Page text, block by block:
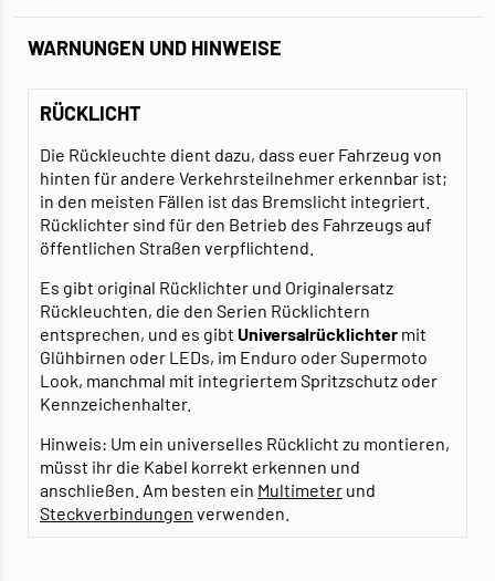
WARNUNGEN UND HINWEISE
RÜCKLICHT
Die Rückleuchte dient dazu, dass euer Fahrzeug von
hinten für andere Verkehrsteilnehmer erkennbar ist;
in den meisten Fällen ist das Bremslicht integriert.
Rücklichter sind für den Betrieb des Fahrzeugs auf
öffentlichen Straßen verpflichtend.
Es gibt original Rücklichter und Originalersatz
Rückleuchten, die den Serien Rücklichtern
entsprechen, und es gibt Universalrücklichter mit
Glühbirnen oder LEDs, im Enduro oder Supermoto
Look, manchmal mit integriertem Spritzschutz oder
Kennzeichenhalter.
Hinweis: Um ein universelles Rücklicht zu montieren,
müsst ihr die Kabel korrekt erkennen und
anschließen. Am besten ein Multimeter und
Steckverbindungen verwenden.